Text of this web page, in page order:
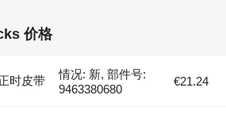
价格
时皮带
情况: 新, 部件号:
9463380680
€21.24